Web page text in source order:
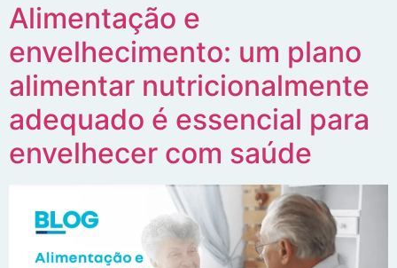
Alimentação e
envelhecimento: um plano
alimentar nutricionalmente
adequado é essencial para
envelhecer com saúde